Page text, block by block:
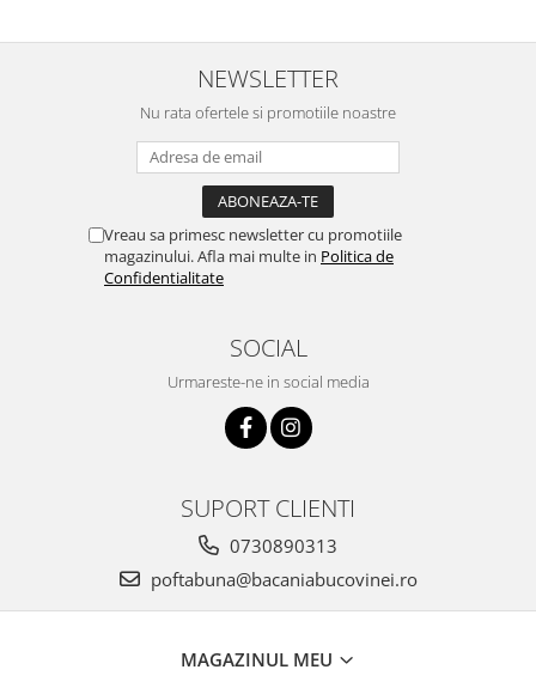
NEWSLETTER
Nu rata ofertele si promotiile noastre
Vreau sa primesc newsletter cu promotiile
magazinului. Afla mai multe in Politica de
Confidentialitate
SOCIAL
Urmareste-ne in social media
SUPORT CLIENTI
0730890313
poftabuna@bacaniabucovinei.ro
MAGAZINUL MEU